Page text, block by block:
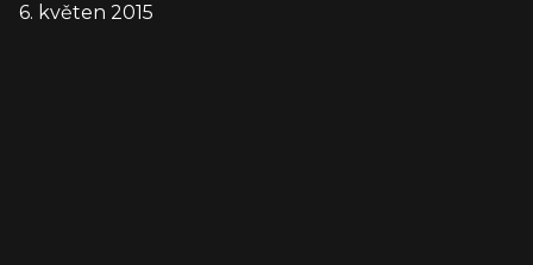
6. květen 2015